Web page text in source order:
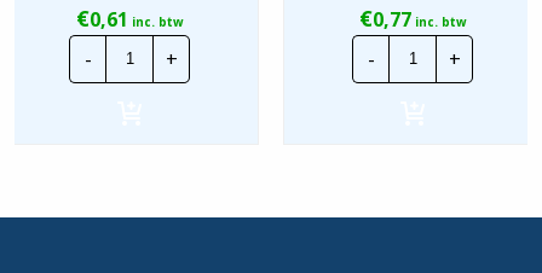
€0,61 inc. btw
-
CTie
80x2.5mm
Standaard
stuks
+
€0,77inc. btw
-
CTie
100x2.5mm
Standaard
stuks
+